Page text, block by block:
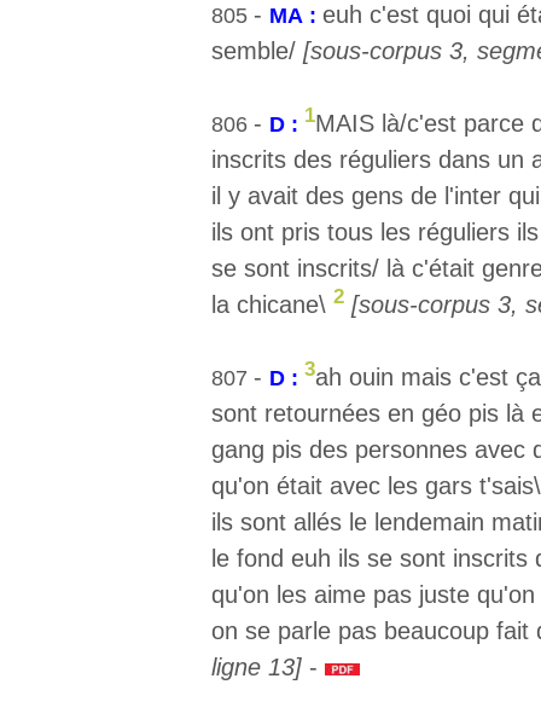
805 - MA : euh c'est quoi qui
semble/ [sous-corpus 3,
806 - D : 1MAIS là/c'est parce
inscrits des réguliers dans un
il y avait des gens de l'inter
ils ont pris tous les réguliers
se sont inscrits/ là c'était
la chicane\ 2 [sous-corpus 3,
807 - D : 3ah ouin mais c'est
sont retournées en géo pis là
gang pis des personnes avec
qu'on était avec les gars
ils sont allés le lendemain
le fond euh ils se sont inscrits
qu'on les aime pas juste
on se parle pas beaucoup fait
ligne 13] -